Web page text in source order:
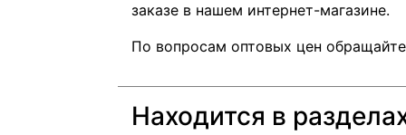
заказе в нашем интернет-магазине.
По вопросам оптовых цен
Находится в